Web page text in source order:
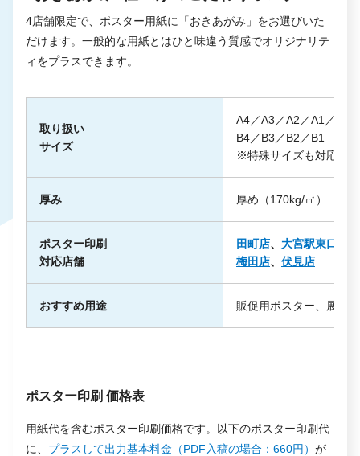
4店舗限定で、ポスター用紙に「おきあがみ」をお選びいた
だけます。一般的な用紙とはひと味違う質感でオリジナリテ
ィをプラスできます。
取り扱い
サイズ
A4／A3／A2／A1／A0
B4／B3／B2／B1
※特殊サイズも対応
厚み 厚め（170kg/㎡）
ポスター印刷
対応店舗
田町店、 大宮駅東口店
梅田店、 伏見店
おすすめ用途 販促用ポスター、展示
ポスター印刷 価格表
用紙代を含むポスター印刷価格です。以下のポスター印刷代
に、 プラスして出力基本料金（PDF入稿の場合：660円） が